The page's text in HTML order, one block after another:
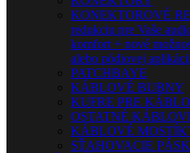
KONEKTOROVÉ
redukciu pre Vaše
komfort + nové
alebo pódiovej
PATCHBAYE
KÁBLOVÉ BUBNY
KUFRE PRE
OSTATNÉ
KÁBLOVÉ
SŤAHOVACIE